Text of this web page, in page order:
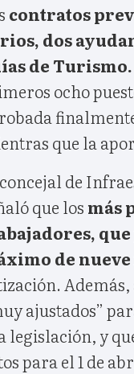
contratos
dos
de Turismo.
ocho
que la
de
que los más
de nueve
ajustados”
legislación, y
para el 1 de